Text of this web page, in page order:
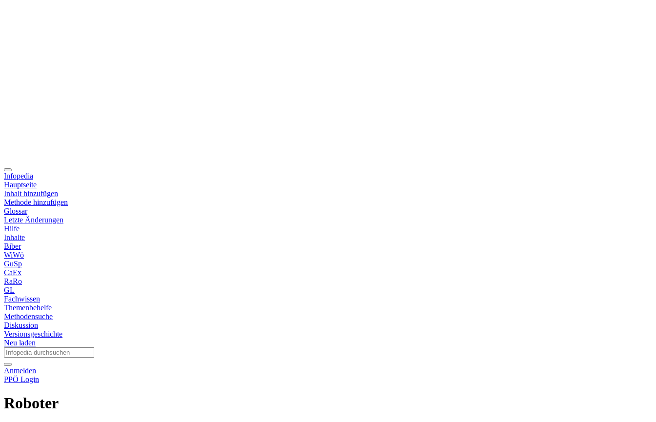
Infopedia
Hauptseite
Inhalt hinzufügen
Methode hinzufügen
Glossar
Letzte Änderungen
Hilfe
Inhalte
Biber
WiWö
GuSp
CaEx
RaRo
GL
Fachwissen
Themenbehelfe
Methodensuche
Diskussion
Versionsgeschichte
Neu laden
Anmelden
PPÖ Login
Roboter